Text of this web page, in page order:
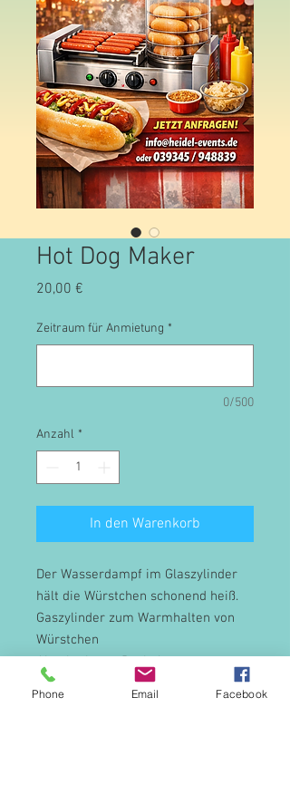
Hot Dog Maker
20,00 €
Zeitraum für Anmietung *
0/500
Anzahl *
In den Warenkorb
Der Wasserdampf im Glaszylinder
hält die Würstchen schonend heiß.
Gaszylinder zum Warmhalten von
Würstchen
Abnehmbarer Deckel
2 Spezial-Toaststangen
Phone Email Facebook